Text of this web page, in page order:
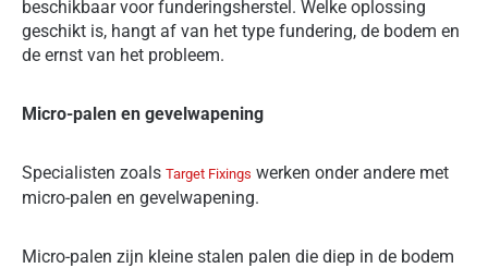
beschikbaar voor funderingsherstel. Welke oplossing
geschikt is, hangt af van het type fundering, de bodem en
de ernst van het probleem.
Micro-palen en gevelwapening
Specialisten zoals Target Fixings werken onder andere met
micro-palen en gevelwapening.
Micro-palen zijn kleine stalen palen die diep in de bodem